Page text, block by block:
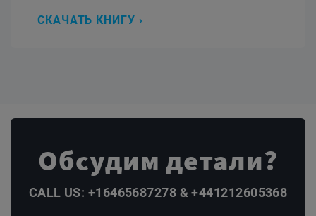
СКАЧАТЬ КНИГУ ›
Обсудим детали?
CALL US: +16465687278 & +441212605368